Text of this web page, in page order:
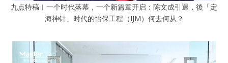
九点特稿︱一个时代落幕，一个新篇章开启：陈文成引退，後「定
海神针」时代的怡保工程（IJM）何去何从？